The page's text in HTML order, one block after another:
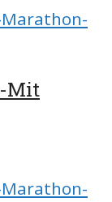
Marathon-
Mit
Marathon-